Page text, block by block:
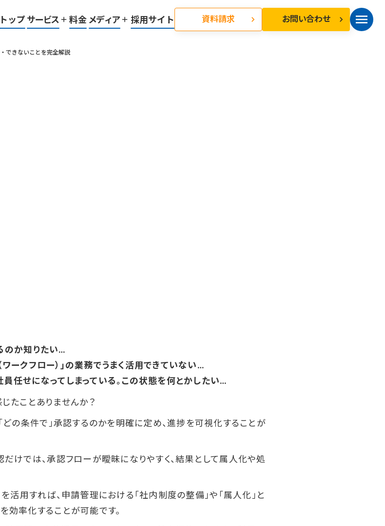
トップ サービス add
ビス 「KYOSOU」
供サービス 「Plugin to Peak」
料金 メディア add
導入事例
役立ち資料
採用サイト 資料請求 keyboard_arrow_right お問い合わせ keyboard_arrow_right menu
できないことを完全解説
のか知りたい…
ークフロー）」の業務でうまく活用できていない…
任せになってしまっている。この状態を何とかしたい…
じたことありませんか？
どの条件で」承認するのかを明確に定め、進捗を可視化することが
だけでは、承認フローが曖昧になりやすく、結果として属人化や処
を活用すれば、申請管理における「社内制度の整備」や「属人化」と
効率化することが可能です。